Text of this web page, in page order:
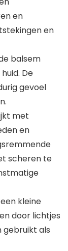
en
en
balsem
De
gevoel
met
en
scheren te
kleine
door lichtjes
gebruikt als